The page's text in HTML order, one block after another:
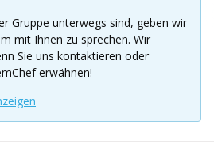
:Entwickeln und bauen
Sammeln Sie Ressourcen und
Materialien.
Sie dem Windpark eine
Gruppe unterwegs sind, geben wir
mit Ihnen zu sprechen. Wir
Sie uns kontaktieren oder
erwähnen!